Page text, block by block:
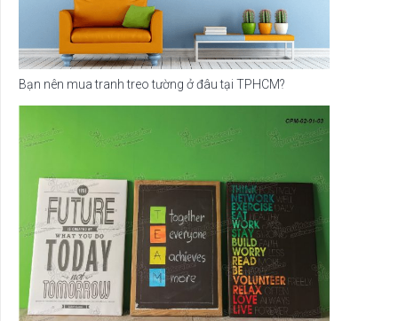
Bạn nên mua tranh treo tường ở đâu tại TPHCM?